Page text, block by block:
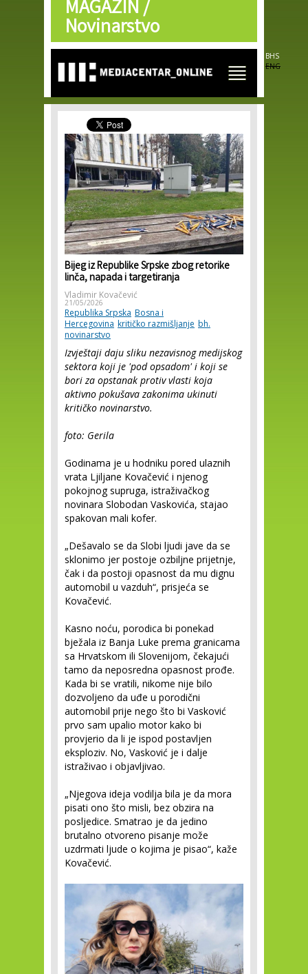
Skip to
main
content
MAGAZIN /
Novinarstvo
BHS
ENG
Bijeg iz Republike Srpske zbog retorike
linča, napada i targetiranja
Vladimir Kovačević
21/05/2026
Republika Srpska Bosna i
Hercegovina kritičko razmišljanje bh.
novinarstvo
Izvještaji daju sliku nezavisnog medijskog
sektora koji je 'pod opsadom' i koji se
bori za opstanak protiv vlasti koja
aktivno pokušava zakonima ukinuti
kritičko novinarstvo.
foto: Gerila
Godinama je u hodniku pored ulaznih
vrata Ljiljane Kovačević i njenog
pokojnog supruga, istraživačkog
novinara Slobodan Vaskovića, stajao
spakovan mali kofer.
„Dešavalo se da Slobi ljudi jave da se
sklonimo jer postoje ozbiljne prijetnje,
čak i da postoji opasnost da mu dignu
automobil u vazduh“, prisjeća se
Kovačević.
Kasno noću, porodica bi ponekad
bježala iz Banja Luke prema granicama
sa Hrvatskom ili Slovenijom, čekajući
tamo da neposredna opasnost prođe.
Kada bi se vratili, nikome nije bilo
dozvoljeno da uđe u porodični
automobil prije nego što bi Vasković
prvo sam upalio motor kako bi
provjerio da li je ispod postavljen
eksploziv. No, Vasković je i dalje
istraživao i objavljivao.
„Njegova ideja vodilja bila je da mora
pisati ono što misli, bez obzira na
posljedice. Smatrao je da jedino
brutalno otvoreno pisanje može
uzdrmati ljude o kojima je pisao“, kaže
Kovačević.